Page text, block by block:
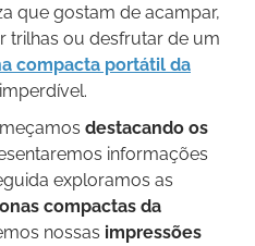
que gostam de acampar,
trilhas ou desfrutar de um
compacta portátil da
destacando os
informações
exploramos as
compactas da
nossas impressões